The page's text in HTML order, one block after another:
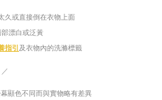
久或直接倒在衣物上面
漂白或泛黃
指引及衣物內的洗滌標籤
／
顯色不同而與實物略有差異